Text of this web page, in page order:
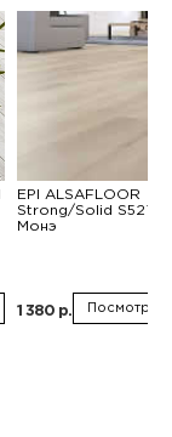
EPI ALSAFLOOR
Strong/Solid S527
Монэ
1 380 р. Посмотреть